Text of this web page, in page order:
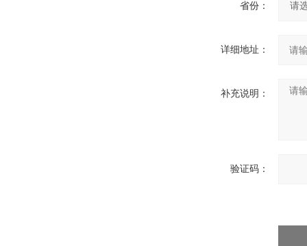
省份：
详细地址：
补充说明：
验证码：